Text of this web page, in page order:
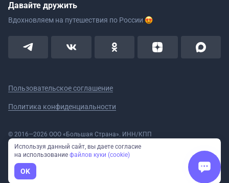
Давайте дружить
Вдохновляем на путешествия по России
Пользовательское соглашение
Политика конфиденциальности
© 2016—2026 ООО «Большая Страна». ИНН/КПП
5908078160/590801001 ОГРН 1185958020533
Номер в реестре Роскомнадзора № 59-18-006319 (Приказ № 321 от
11.10.2018)
Полное или частичное копирование изображений и текстов возможно
только с указанием активной ссылки на сайт Большая Страна.
Используя данный сайт, вы даете согласие
на использование файлов куки (cookie)
OK